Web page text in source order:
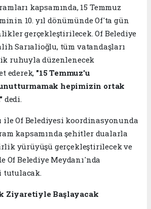
kapsamında, 15 Temmuz
10. yıl dönümünde Of'ta gün
gerçekleştirilecek. Of Belediye
Sarıalioğlu, tüm vatandaşları
ruhuyla düzenlenecek
ederek, "15 Temmuz'u
hepimizin ortak
dedi.
ile Of Belediyesi koordinasyonunda
kapsamında şehitler dualarla
yürüyüşü gerçekleştirilecek ve
Of Belediye Meydanı'nda
tutulacak.
Ziyaretiyle Başlayacak